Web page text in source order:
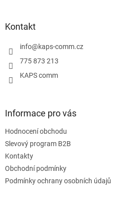
Kontakt
info@kaps-comm.cz
775 873 213
KAPS comm
Informace pro vás
Hodnocení obchodu
Slevový program B2B
Kontakty
Obchodní podmínky
Podmínky ochrany osobních údajů